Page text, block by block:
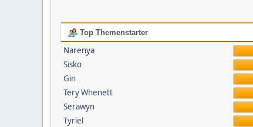
Top Themenstarter
Narenya
Sisko
Gin
Tery Whenett
Serawyn
Tyriel